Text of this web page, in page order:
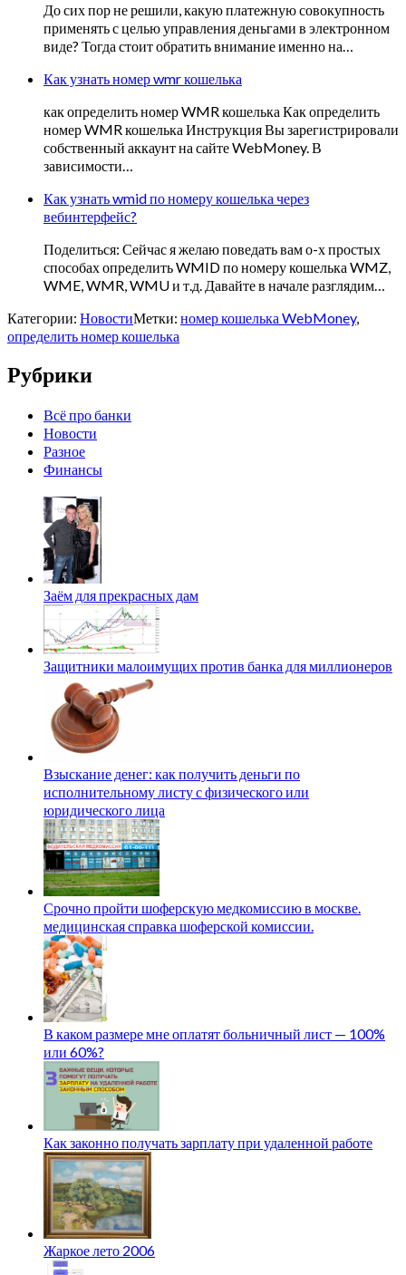
До сих пор не решили, какую платежную совокупность
применять с целью управления деньгами в электронном
виде? Тогда стоит обратить внимание именно на…
Как узнать номер wmr кошелька
как определить номер WMR кошелька Как определить
номер WMR кошелька Инструкция Вы зарегистрировали
собственный аккаунт на сайте WebMoney. В
зависимости…
Как узнать wmid по номеру кошелька через
вебинтерфейс?
Поделиться: Сейчас я желаю поведать вам о-х простых
способах определить WMID по номеру кошелька WMZ,
WME, WMR, WMU и т.д. Давайте в начале разглядим…
Категории: НовостиМетки: номер кошелька WebMoney,
определить номер кошелька
Рубрики
Всё про банки
Новости
Разное
Финансы
Заём для прекрасных дам
Защитники малоимущих против банка для миллионеров
Взыскание денег: как получить деньги по
исполнительному листу с физического или
юридического лица
Срочно пройти шоферскую медкомиссию в москве.
медицинская справка шоферской комиссии.
В каком размере мне оплатят больничный лист — 100%
или 60%?
Как законно получать зарплату при удаленной работе
Жаркое лето 2006